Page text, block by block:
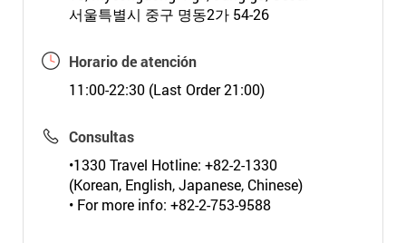
서울특별시 중구 명동2가 54-26
Horario de atención
11:00-22:30 (Last Order 21:00)
Consultas
•1330 Travel Hotline: +82-2-1330
(Korean, English, Japanese, Chinese)
• For more info: +82-2-753-9588